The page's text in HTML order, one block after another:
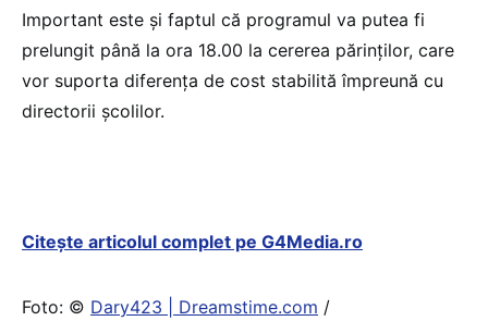
Important este și faptul că programul va putea fi
prelungit până la ora 18.00 la cererea părinților, care
vor suporta diferența de cost stabilită împreună cu
directorii școlilor.
Citește articolul complet pe G4Media.ro
Foto: © Dary423 | Dreamstime.com /